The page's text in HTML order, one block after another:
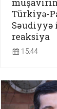
Türkiyə-
Səudiyyə
reaksiya
15:44